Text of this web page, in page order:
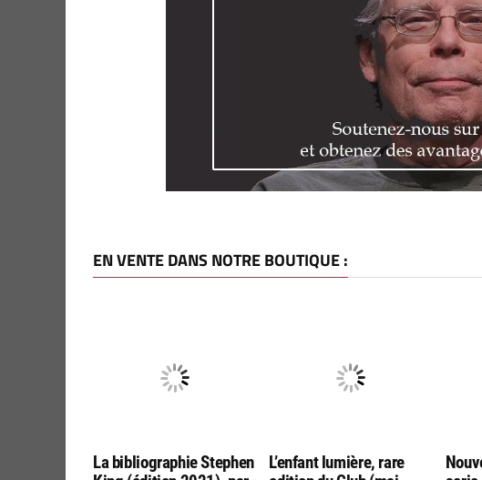
EN VENTE DANS NOTRE BOUTIQUE :
La bibliographie Stephen
L’enfant lumière, rare